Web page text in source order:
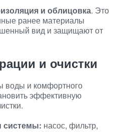
и облицовка. Это
ранее материалы
вид и защищают от
и очистки
воды и комфортного
эффективную
системы: насос, фильтр,